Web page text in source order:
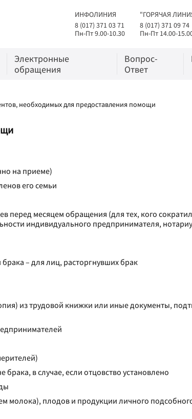
ИНФОЛИНИЯ
8 (017) 371 03 71
Пн-Пт 9.00-10.30
"ГОРЯЧАЯ
8 (017) 371 09 74
Пн-Пт 14.00-
Электронные
обращения
Вопрос-
Ответ
необходимых для предоставления помощи
на приеме)
его семьи
перед месяцем обращения (для тех, кого
индивидуального предпринимателя,
– для лиц, расторгнувших брак
из трудовой книжки или иные документы,
в случае, если отцовство установлено
плодов и продукции личного